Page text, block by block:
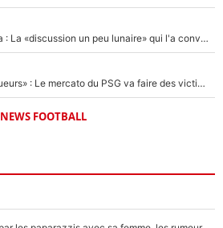
Transfert de Bradley Barcola : La «discussion un peu lunaire» qui l'a convaincu de quitter le PSG, son entourage est pointé du doigt
«Ça peut attirer des bons joueurs» : Le mercato du PSG va faire des victimes dans l'effectif de Luis Enrique ?
NEWS FOOTBALL